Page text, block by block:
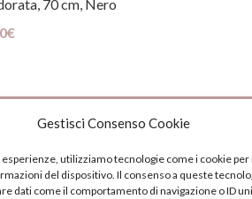
Gestisci Consenso Cookie
utilizziamo tecnologie come i cookie
del dispositivo. Il consenso a queste
dati come il comportamento di navigazione o ID
70 cm, Nero
€